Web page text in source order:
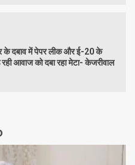
के दबाव में पेपर लीक और ई-20 के
आवाज को दबा रहा मेटा- केजरीवाल